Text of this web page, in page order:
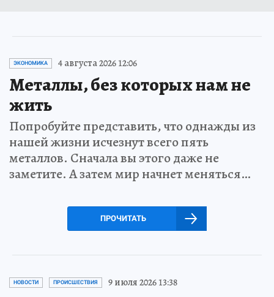
ЭКОНОМИКА 4 августа 2026 12:06
Металлы, без которых нам не
жить
Попробуйте представить, что однажды из
нашей жизни исчезнут всего пять
металлов. Сначала вы этого даже не
заметите. А затем мир начнет меняться…
ПРОЧИТАТЬ
НОВОСТИ ПРОИСШЕСТВИЯ 9 июля 2026 13:38